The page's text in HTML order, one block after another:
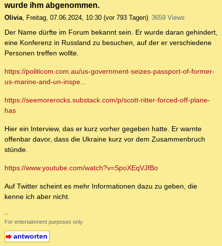
wurde ihm abgenommen.
Olivia, Freitag, 07.06.2024, 10:30 (vor 793 Tagen) 3659 Views
Der Name dürfte im Forum bekannt sein. Er wurde daran gehindert,
eine Konferenz in Russland zu besuchen, auf der er verschiedene
Personen treffen wollte.
https://politicom.com.au/us-government-seizes-passport-of-former-
us-marine-and-un-inspe...
https://seemorerocks.substack.com/p/scott-ritter-forced-off-plane-
has
Hier ein Interview, das er kurz vorher gegeben hatte. Er warnte
offenbar davor, dass die Ukraine kurz vor dem Zusammenbruch
stünde.
https://www.youtube.com/watch?v=SpoXEqVJfBo
Auf Twitter scheint es mehr Informationen dazu zu geben, die
kenne ich aber nicht.
--
For entertainment purposes only.
antworten